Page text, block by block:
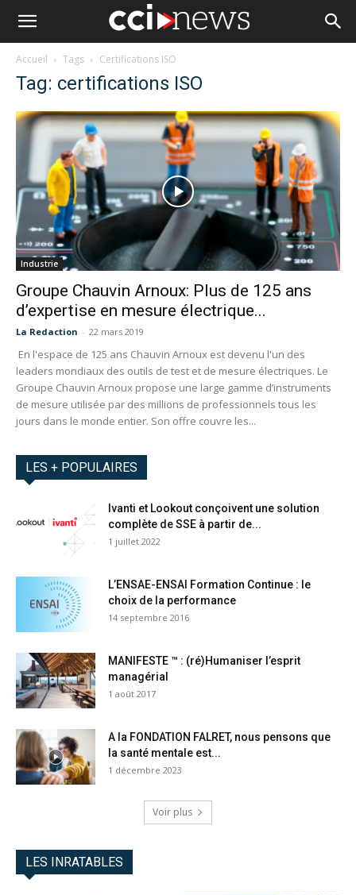
Accueil Tags Certifications ISO
Tag: certifications ISO
Industrie
Groupe Chauvin Arnoux: Plus de 125 ans
d’expertise en mesure électrique...
La Redaction - 22 mars 2019
En l'espace de 125 ans Chauvin Arnoux est devenu l'un des
leaders mondiaux des outils de test et de mesure électriques. Le
Groupe Chauvin Arnoux propose une large gamme d’instruments
de mesure utilisée par des millions de professionnels tous les
jours dans le monde entier. Son offre couvre les...
LES + POPULAIRES
Ivanti et Lookout conçoivent une solution
complète de SSE à partir de...
1 juillet 2022
L’ENSAE­-ENSAI Formation Continue : le
choix de la performance
14 septembre 2016
MANIFESTE ™ : (ré)Humaniser l’esprit
managérial
1 août 2017
A la FONDATION FALRET, nous pensons que
la santé mentale est...
1 décembre 2023
Voir plus
LES INRATABLES